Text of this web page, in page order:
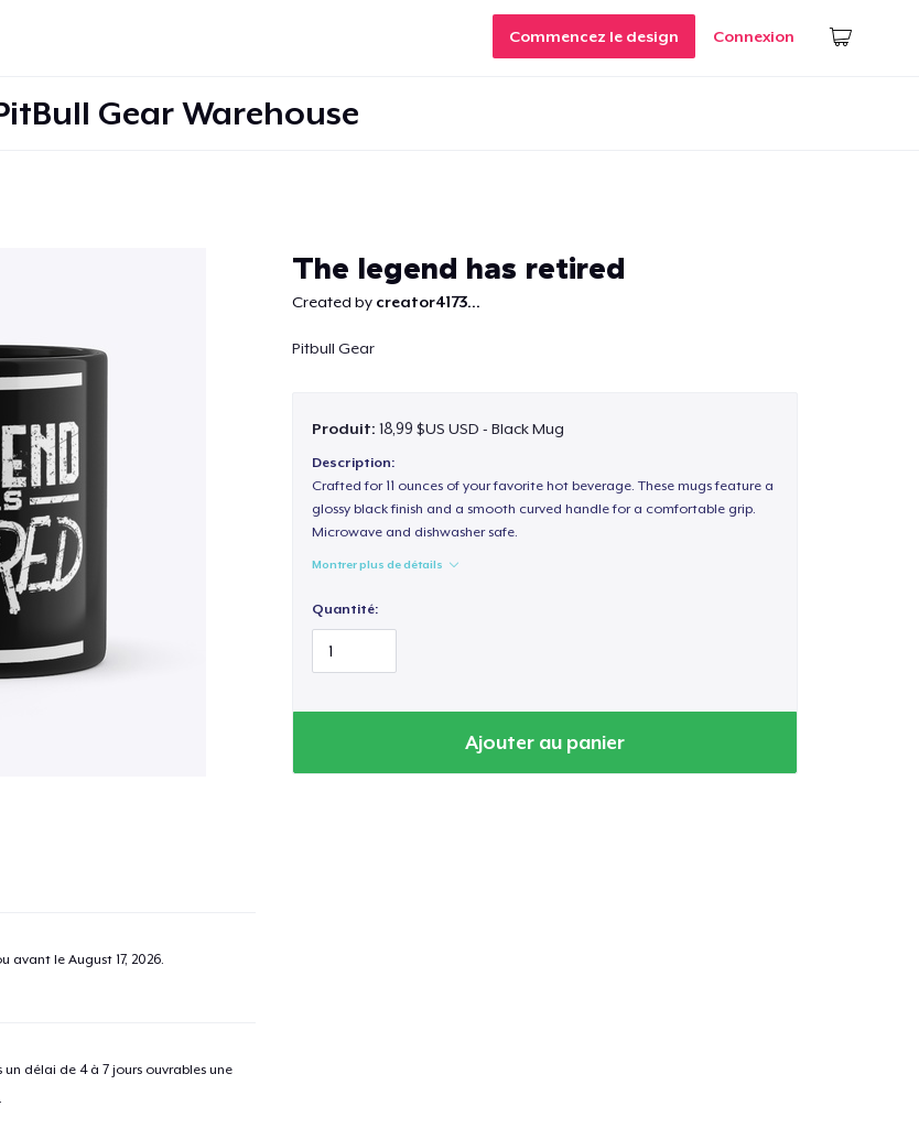
Commencez le design Connexion
Gear Warehouse
The legend has retired
Created by creator4173...
Pitbull Gear
Produit: 18,99 $US USD - Black Mug
Description:
Crafted for 11 ounces of your favorite hot beverage. These mugs feature a
glossy black finish and a smooth curved handle for a comfortable grip.
Microwave and dishwasher safe.
Montrer plus de détails
Quantité:
Ajouter au panier
avant le August 17, 2026.
délai de 4 à 7 jours ouvrables une